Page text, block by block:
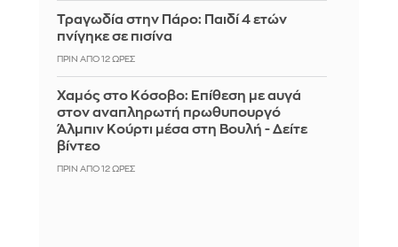
Τραγωδία στην Πάρο: Παιδί 4 ετών
πνίγηκε σε πισίνα
ΠΡΙΝ ΑΠΌ 12 ΏΡΕΣ
Χαμός στο Κόσοβο: Επίθεση με αυγά
στον αναπληρωτή πρωθυπουργό
Άλμπιν Κούρτι μέσα στη Βουλή - Δείτε
βίντεο
ΠΡΙΝ ΑΠΌ 12 ΏΡΕΣ